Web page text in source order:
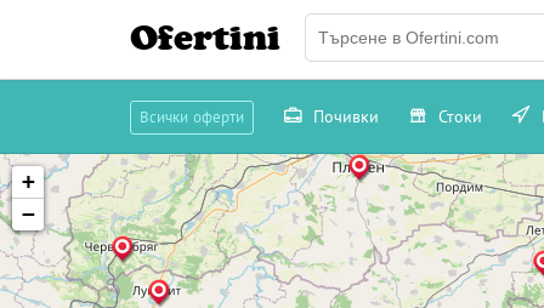
Ofertini
Всички оферти Почивки Стоки
+
−